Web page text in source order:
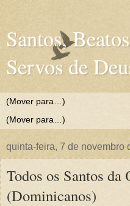
Santos,
Servos de
quinta-feira, 7 de novembro
Todos os Santos da
(Dominicanos)